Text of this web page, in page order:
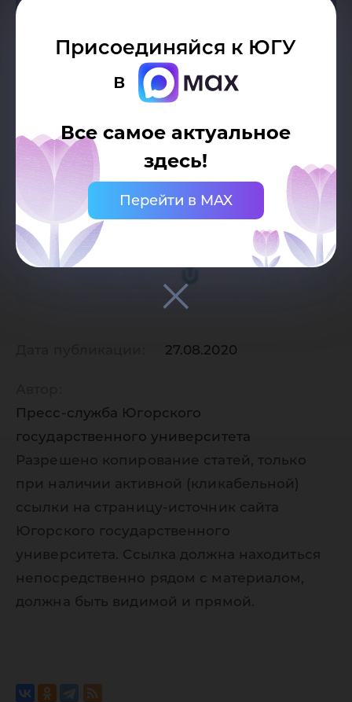
Присоединяйся к ЮГУ
в
Все самое актуальное
здесь!
Перейти в MAX
27.08.2020
Пресс-служба Югорского
государственного университета
Разрешено копирование статей, только
при наличии активной (кликабельной)
ссылки на страницу-источник сайта
Югорского государственного
университета. Ссылка должна находиться
непосредственно рядом с материалом,
должна быть видимой и прямой.